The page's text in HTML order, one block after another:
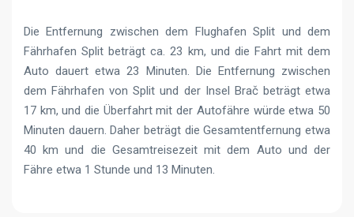
Die Entfernung zwischen dem Flughafen Split und dem
Fährhafen Split beträgt ca. 23 km, und die Fahrt mit dem
Auto dauert etwa 23 Minuten. Die Entfernung zwischen
dem Fährhafen von Split und der Insel Brač beträgt etwa
17 km, und die Überfahrt mit der Autofähre würde etwa 50
Minuten dauern. Daher beträgt die Gesamtentfernung etwa
40 km und die Gesamtreisezeit mit dem Auto und der
Fähre etwa 1 Stunde und 13 Minuten.